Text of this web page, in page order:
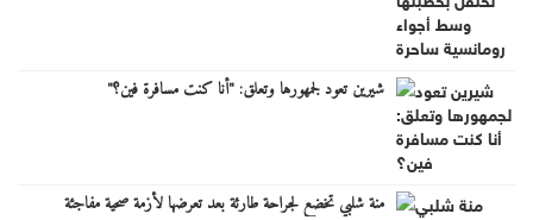
شيرين تعود لجمهورها وتعلق: "أنا كنت مسافرة فين؟"
منة شلبي تخضع لجراحة طارئة بعد تعرضها لأزمة صحية مفاجئة